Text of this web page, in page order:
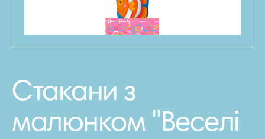
Стакани з
малюнком "Веселі